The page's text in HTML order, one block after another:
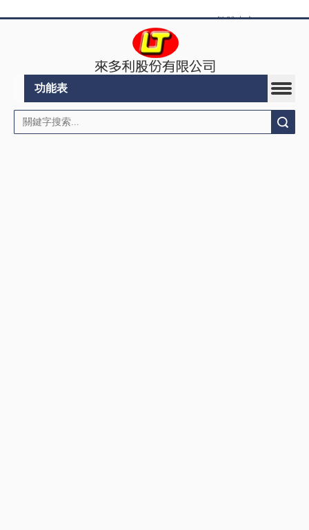
繁體中文 | English
功能表